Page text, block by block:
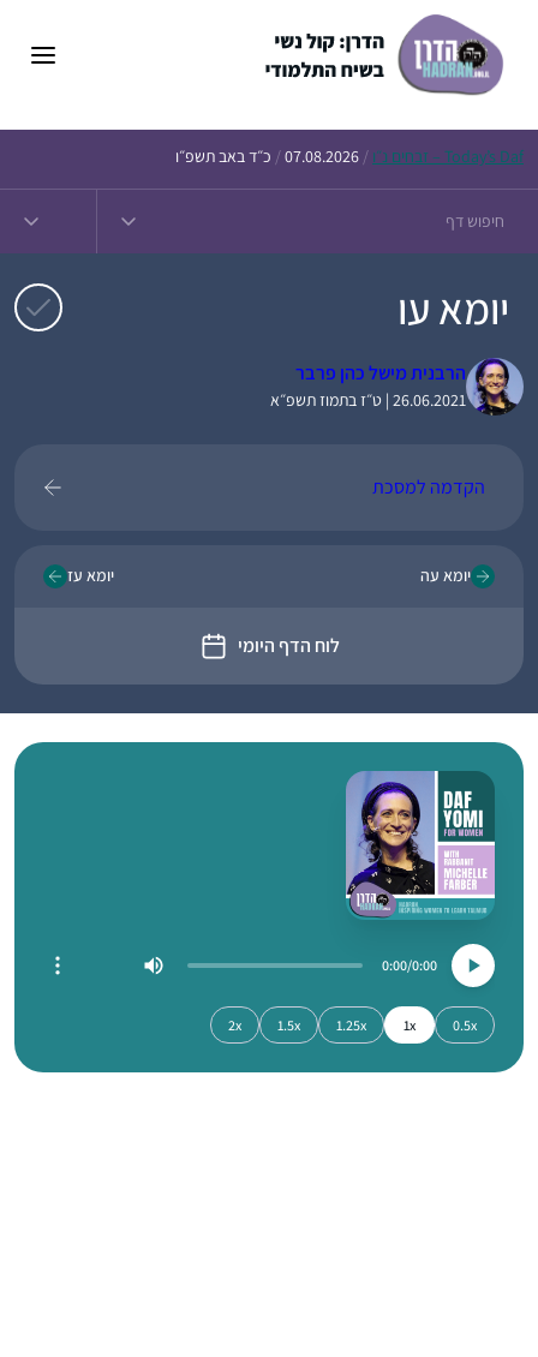
Today’s Daf – זבחים נ״ו /
07.08.2026
/ כ״ד באב תשפ״ו
יומא עו
הרבנית מישל כהן פרבר
26.06.2021 | ט״ז בתמוז תשפ״א
הקדמה למסכת
יומא עה
לוח הדף היומי
יומא עז
0:00
0:00
0.5x
1x
1.25x
1.5x
2x